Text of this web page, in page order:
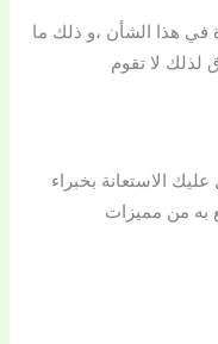
في هذا الشأن ،و ذلك ما
لذلك لا تقوم
الاستعانة بخبراء
به من مميزات